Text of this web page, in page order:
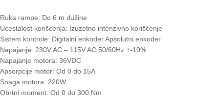
Ruka rampe: Do 6 m dužine
Ucestalost korišcenja: Izuzetno intenzivno korišćenje
Sistem kontrole: Digitalni enkoder Apsolutni enkoder
Napajanje: 230V AC – 115V AC 50/60Hz +-10%
Napajanje motora: 36VDC
Apsorpcije motor: Od 0 do 15A
Snaga motora: 220W
Obrtni moment: Od 0 do 300 Nm